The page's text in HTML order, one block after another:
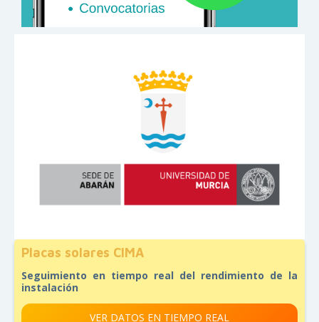
Placas solares CIMA
Seguimiento en tiempo real del rendimiento de la
instalación
VER DATOS EN TIEMPO REAL